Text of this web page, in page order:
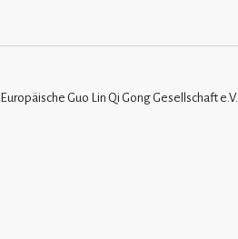
Guo Lin Qi Gong Gesellschaft e.V.